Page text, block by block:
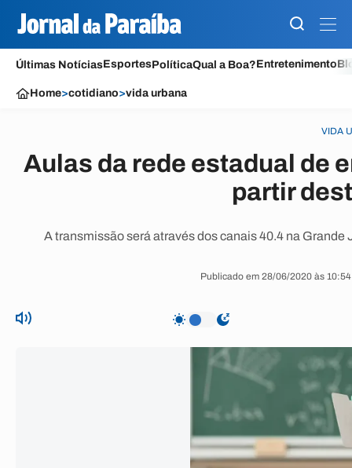
Últimas NotíciasEsportesPolíticaQual a Boa?Entretenimento
Home>cotidiano>vida urbana
VIDA
Aulas da rede estadual de
partir
A transmissão será através dos canais 40.4 na
Publicado em 28/06/2020 às